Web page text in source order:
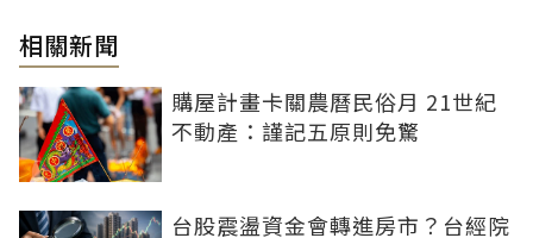
相關新聞
購屋計畫卡關農曆民俗月 21世紀
不動產：謹記五原則免驚
台股震盪資金會轉進房市？台經院